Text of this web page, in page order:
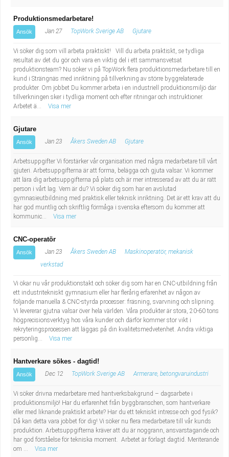
Produktionsmedarbetare!
Ansök Jan 27 TopWork Sverige AB Gjutare
Vi söker dig som vill arbeta praktiskt! Vill du arbeta praktiskt, se tydliga
resultat av det du gör och vara en viktig del i ett sammansvetsat
produktionsteam? Nu söker vi på TopWork flera produktionsmedarbetare till en
kund i Strängnäs med inriktning på tillverkning av större byggrelaterade
produkter. Om jobbet Du kommer arbeta i en industriell produktionsmiljö där
tillverkningen sker i tydliga moment och efter ritningar och instruktioner.
Arbetet ä...
Visa mer
Gjutare
Ansök Jan 23 Åkers Sweden AB Gjutare
Arbetsuppgifter Vi förstärker vår organisation med några medarbetare till vårt
gjuteri. Arbetsuppgifterna är att forma, belägga och gjuta valsar. Vi kommer
att lära dig arbetsuppgifterna på plats och är mer intresserad av att du är rätt
person i vårt lag. Vem är du? Vi söker dig som har en avslutad
gymnasieutbildning med praktisk eller teknisk inriktning. Det är ett krav att du
har god muntlig och skriftlig förmåga i svenska eftersom du kommer att
kommunic...
Visa mer
CNC-operatör
Ansök Jan 23 Åkers Sweden AB
Maskinoperatör, mekanisk
verkstad
Vi ökar nu vår produktionstakt och söker dig som har en CNC-utbildning från
ett industritekniskt gymnasium eller har flerårig erfarenhet av någon av
följande manuella & CNC-styrda processer: fräsning, svarvning och slipning.
Vi levererar gjutna valsar över hela världen. Våra produkter är stora, 20-60 tons
högprecisionsverktyg hos våra kunder och därför kommer stor vikt i
rekryteringsprocessen att läggas på din kvalitetsmedvetenhet. Andra viktiga
personlig...
Visa mer
Hantverkare sökes - dagtid!
Ansök Dec 12 TopWork Sverige AB Armerare, betongvaruindustri
Vi söker drivna medarbetare med hantverksbakgrund – dagsarbete i
produktionsmiljö! Har du erfarenhet från byggbranschen, som hantverkare
eller med liknande praktiskt arbete? Har du ett tekniskt intresse och god fysik?
Då kan detta vara jobbet för dig! Vi söker nu flera medarbetare till vår kunds
produktion. Arbetsuppgifterna kräver att du är noggrann, ansvarstagande och
har god förståelse för tekniska moment. Arbetet är förlagt dagtid. Meriterande
om ...
Visa mer